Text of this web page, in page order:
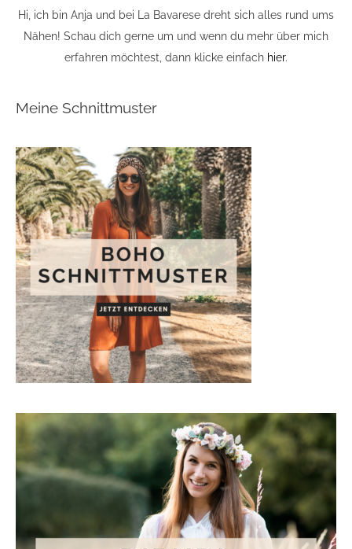
Hi, ich bin Anja und bei La Bavarese dreht sich alles rund ums
Nähen! Schau dich gerne um und wenn du mehr über mich
erfahren möchtest, dann klicke einfach hier.
Meine Schnittmuster